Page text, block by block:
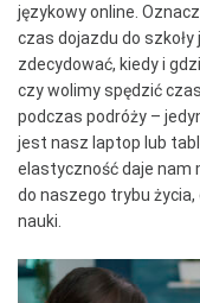
językowy online.
czas dojazdu do
zdecydować, kiedy i
czy wolimy spędzić
podczas podróży –
jest nasz laptop lub
elastyczność daje nam
do naszego trybu
nauki.